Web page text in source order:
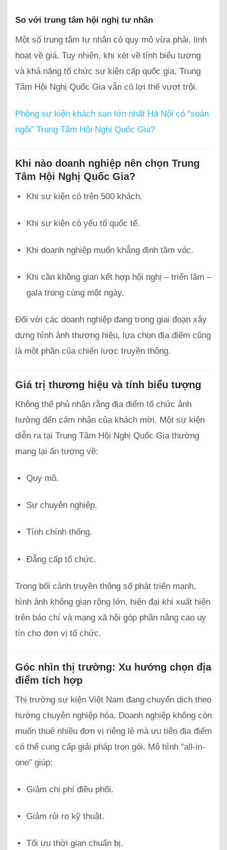
So với trung tâm hội nghị tư nhân
Một số trung tâm tư nhân có quy mô vừa phải, linh
hoạt về giá. Tuy nhiên, khi xét về tính biểu tượng
và khả năng tổ chức sự kiện cấp quốc gia, Trung
Tâm Hội Nghị Quốc Gia vẫn có lợi thế vượt trội.
Phòng sự kiện khách sạn lớn nhất Hà Nội có “soán
ngôi” Trung Tâm Hội Nghị Quốc Gia?
Khi nào doanh nghiệp nên chọn Trung
Tâm Hội Nghị Quốc Gia?
Khi sự kiện có trên 500 khách.
Khi sự kiện có yếu tố quốc tế.
Khi doanh nghiệp muốn khẳng định tầm vóc.
Khi cần không gian kết hợp hội nghị – triển lãm –
gala trong cùng một ngày.
Đối với các doanh nghiệp đang trong giai đoạn xây
dựng hình ảnh thương hiệu, lựa chọn địa điểm cũng
là một phần của chiến lược truyền thông.
Giá trị thương hiệu và tính biểu tượng
Không thể phủ nhận rằng địa điểm tổ chức ảnh
hưởng đến cảm nhận của khách mời. Một sự kiện
diễn ra tại Trung Tâm Hội Nghị Quốc Gia thường
mang lại ấn tượng về:
Quy mô.
Sự chuyên nghiệp.
Tính chính thống.
Đẳng cấp tổ chức.
Trong bối cảnh truyền thông số phát triển mạnh,
hình ảnh không gian rộng lớn, hiện đại khi xuất hiện
trên báo chí và mạng xã hội góp phần nâng cao uy
tín cho đơn vị tổ chức.
Góc nhìn thị trường: Xu hướng chọn địa
điểm tích hợp
Thị trường sự kiện Việt Nam đang chuyển dịch theo
hướng chuyên nghiệp hóa. Doanh nghiệp không còn
muốn thuê nhiều đơn vị riêng lẻ mà ưu tiên địa điểm
có thể cung cấp giải pháp trọn gói. Mô hình “all-in-
one” giúp:
Giảm chi phí điều phối.
Giảm rủi ro kỹ thuật.
Tối ưu thời gian chuẩn bị.